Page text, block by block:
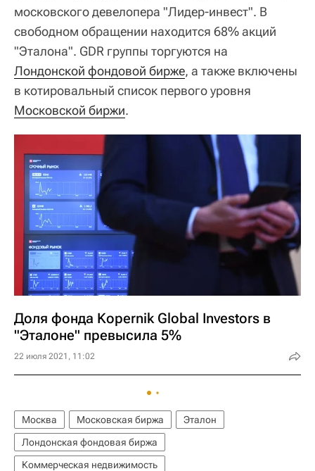
московского девелопера "Лидер-инвест". В
свободном обращении находится 68% акций
"Эталона". GDR группы торгуются на
Лондонской фондовой бирже, а также включены
в котировальный список первого уровня
Московской биржи.
Доля фонда Kopernik Global Investors в
"Эталоне" превысила 5%
22 июля 2021, 11:02
Москва Московская биржа
Эталон
Лондонская фондовая биржа
Коммерческая недвижимость